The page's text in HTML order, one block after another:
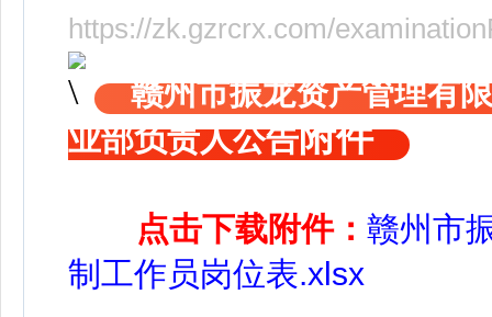
https://zk.gzrcrx.com/
赣州市振龙资产管理有
业部负责人公告附件
点击下载附件： 赣州市
制工作员岗位表.xlsx